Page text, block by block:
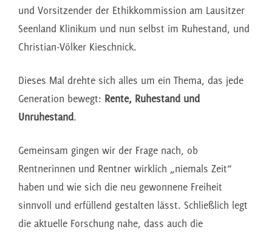
und Vorsitzender der Ethikkommission am Lausitzer
Seenland Klinikum und nun selbst im Ruhestand, und
Christian-Völker Kieschnick.
Dieses Mal drehte sich alles um ein Thema, das jede
Generation bewegt: Rente, Ruhestand und
Unruhestand.
Gemeinsam gingen wir der Frage nach, ob
Rentnerinnen und Rentner wirklich „niemals Zeit“
haben und wie sich die neu gewonnene Freiheit
sinnvoll und erfüllend gestalten lässt. Schließlich legt
die aktuelle Forschung nahe, dass auch die